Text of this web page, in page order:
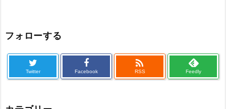
フォローする
Twitter Facebook

RSS Feedly